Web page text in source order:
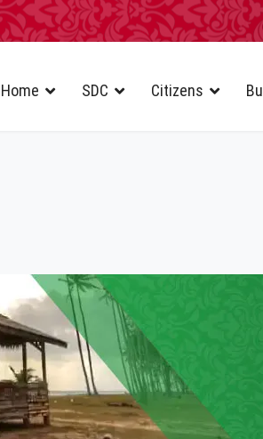
Home SDC Citizens